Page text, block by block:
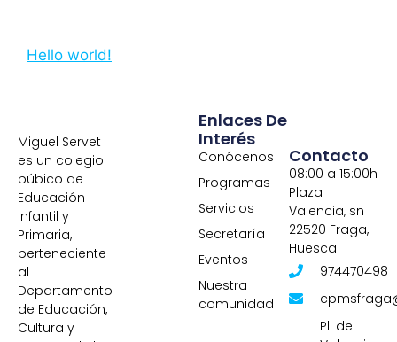
Hello world!
Miguel Servet
es un colegio
púbico de
Educación
Infantil y
Primaria,
perteneciente
al
Departamento
de Educación,
Cultura y
Enlaces De
Interés
Conócenos
Programas
Servicios
Secretaría
Eventos
Nuestra
comunidad
Contacto
08:00 a 15:00h
Plaza
Valencia, sn
22520 Fraga,
Huesca
974470498
Pl. de